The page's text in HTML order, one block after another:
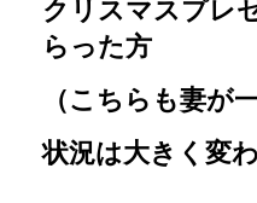
クリスマスプレ
らった方
（こちらも妻が
状況は大きく変